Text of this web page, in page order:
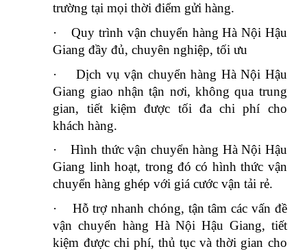
trường tại mọi thời điểm gửi hàng.
·
Quy trình vận chuyển hàng Hà Nội Hậu
Giang đầy đủ, chuyên nghiệp, tối ưu
·
Dịch vụ vận chuyển hàng Hà Nội Hậu
Giang giao nhận tận nơi, không qua trung
gian, tiết kiệm được tối đa chi phí cho
khách hàng.
·
Hình thức vận chuyển hàng Hà Nội Hậu
Giang linh hoạt, trong đó có hình thức vận
chuyển hàng ghép với giá cước vận tải rẻ.
·
Hỗ trợ nhanh chóng, tận tâm các vấn đề
vận chuyển hàng Hà Nội Hậu Giang, tiết
kiệm được chi phí, thủ tục và thời gian cho